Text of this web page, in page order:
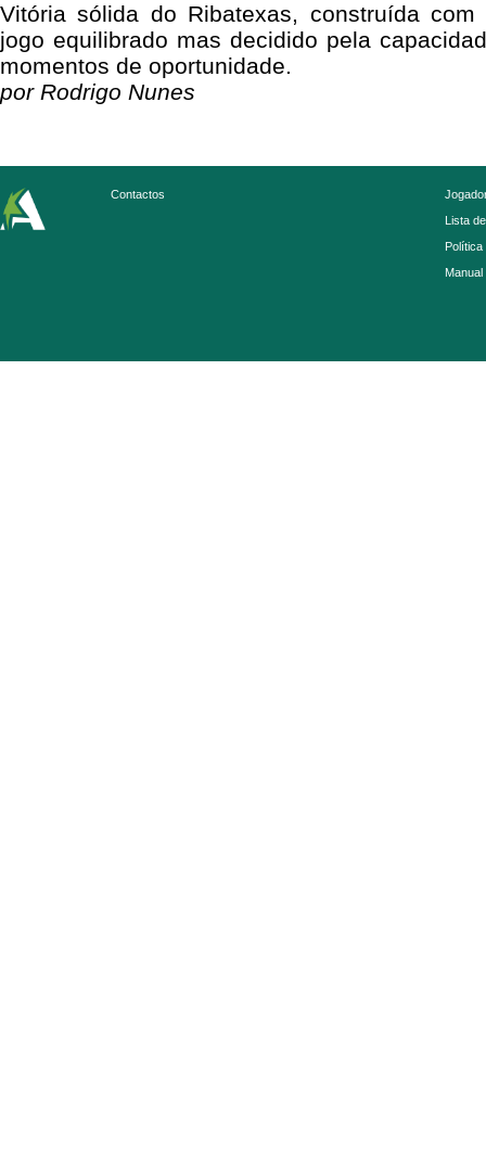
Vitória sólida do Ribatexas, construída
jogo equilibrado mas decidido pela
momentos de oportunidade.
por Rodrigo Nunes
Contactos
Lista
Política